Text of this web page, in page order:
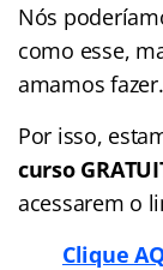
Nós
como esse,
amamos fazer.
Por isso,
curso
acessarem o
Clique